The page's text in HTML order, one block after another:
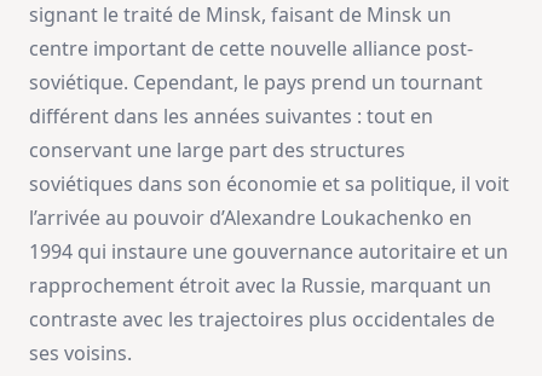
signant le traité de Minsk, faisant de Minsk un
centre important de cette nouvelle alliance post-
soviétique. Cependant, le pays prend un tournant
différent dans les années suivantes : tout en
conservant une large part des structures
soviétiques dans son économie et sa politique, il voit
l’arrivée au pouvoir d’Alexandre Loukachenko en
1994 qui instaure une gouvernance autoritaire et un
rapprochement étroit avec la Russie, marquant un
contraste avec les trajectoires plus occidentales de
ses voisins.